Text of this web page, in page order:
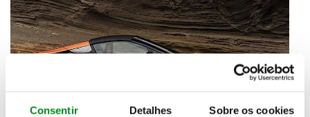
Consentir Detalhes Sobre os cookies